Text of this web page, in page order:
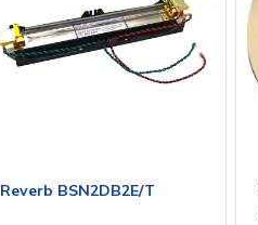
Reverb BSN2DB2E/T